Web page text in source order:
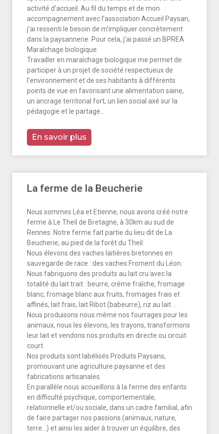
activité d’accueil. Au fil du temps et de mon
accompagnement avec l’association Accueil Paysan,
j’ai ressenti le besoin de m’impliquer concrètement
dans la paysannerie. Pour cela, j’ai passé un BPREA
Maraîchage biologique.
Travailler en maraîchage biologique me permet de
participer à un projet de société respectueux de
l’environnement et de ses habitants à différents
points de vue en favorisant une alimentation saine,
un ancrage territorial fort, un lien social axé sur la
pédagogie et le partage…
En savoir plus
La ferme de la Beucherie
Nous sommes Léa et Etienne, nous avons créé notre
ferme à Le Theil de Bretagne, à 30km au sud de
Rennes. Notre ferme fait partie du lieu dit de La
Beucherie, au pied de la forêt du Theil.
Nous élevons des vaches laitières bretonnes en
sauvegarde de race : des vaches Froment du Léon.
Nous fabriquons des produits au lait cru avec la
totalité du lait trait : beurre, crème fraîche, fromage
blanc, fromage blanc aux fruits, fromages frais et
affinés, lait frais, lait Ribot (babeurre), riz au lait …
Nous produisons nous même nos fourrages pour les
animaux, nous les élevons, les trayons, transformons
leur lait et vendons nos produits en directe ou circuit
court.
Nos produits sont labélisés Produits Paysans,
promouvant une agriculture paysanne et des
fabrications artisanales.
En parallèle nous accueillons à la ferme des enfants
en difficulté psychique, comportementale,
relationnelle et/ou sociale, dans un cadre familial, afin
de faire partager nos passions (animaux, nature,
terre…) et ainsi les aider à trouver un équilibre, des